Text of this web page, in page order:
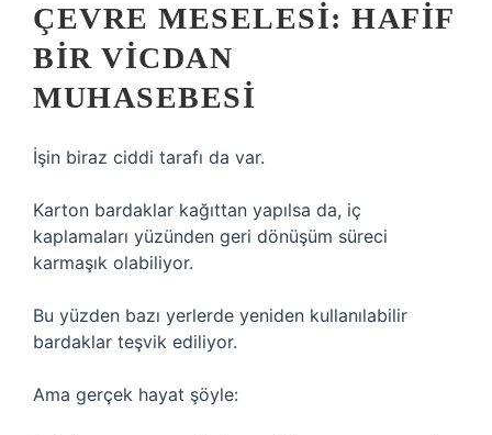
ÇEVRE MESELESI: HAFIF
BIR VICDAN
MUHASEBESI
İşin biraz ciddi tarafı da var.
Karton bardaklar kağıttan yapılsa da, iç
kaplamaları yüzünden geri dönüşüm süreci
karmaşık olabiliyor.
Bu yüzden bazı yerlerde yeniden kullanılabilir
bardaklar teşvik ediliyor.
Ama gerçek hayat şöyle: